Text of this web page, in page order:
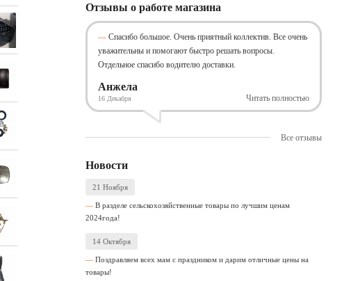
Отзывы о работе магазина
Спасибо большое. Очень приятный коллектив. Все очень
уважительны и помогают быстро решать вопросы.
Отдельное спасибо водителю доставки.
Анжела
16 Декабря Читать полностью
Все отзывы
Новости
21 Ноября
В разделе сельскохозяйственные товары по лучшим ценам
2024года!
14 Октября
Поздравляем всех мам с праздником и дарим отличные цены на
товары!